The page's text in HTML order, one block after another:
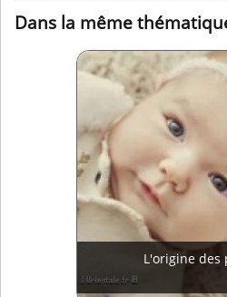
Dans la même
L'origine des